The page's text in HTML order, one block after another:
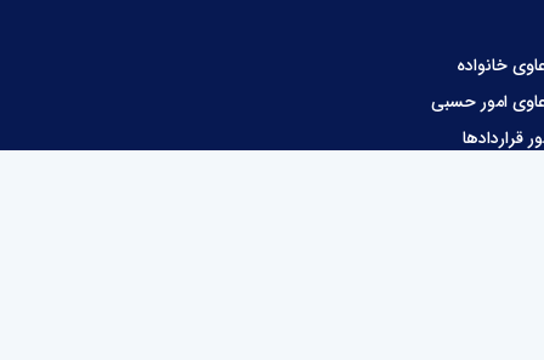
خانواده
امور حسبی
قراردادها